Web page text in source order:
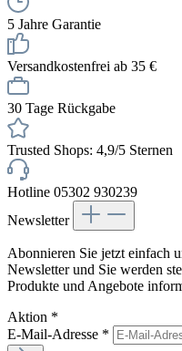
5 Jahre Garantie
Versandkostenfrei ab 35 €
30 Tage Rückgabe
Trusted Shops: 4,9/5 Sternen
Hotline 05302 930239
Newsletter
Abonnieren Sie jetzt einfach
Newsletter und Sie werden
Produkte und Angebote
Aktion *
E-Mail-Adresse *